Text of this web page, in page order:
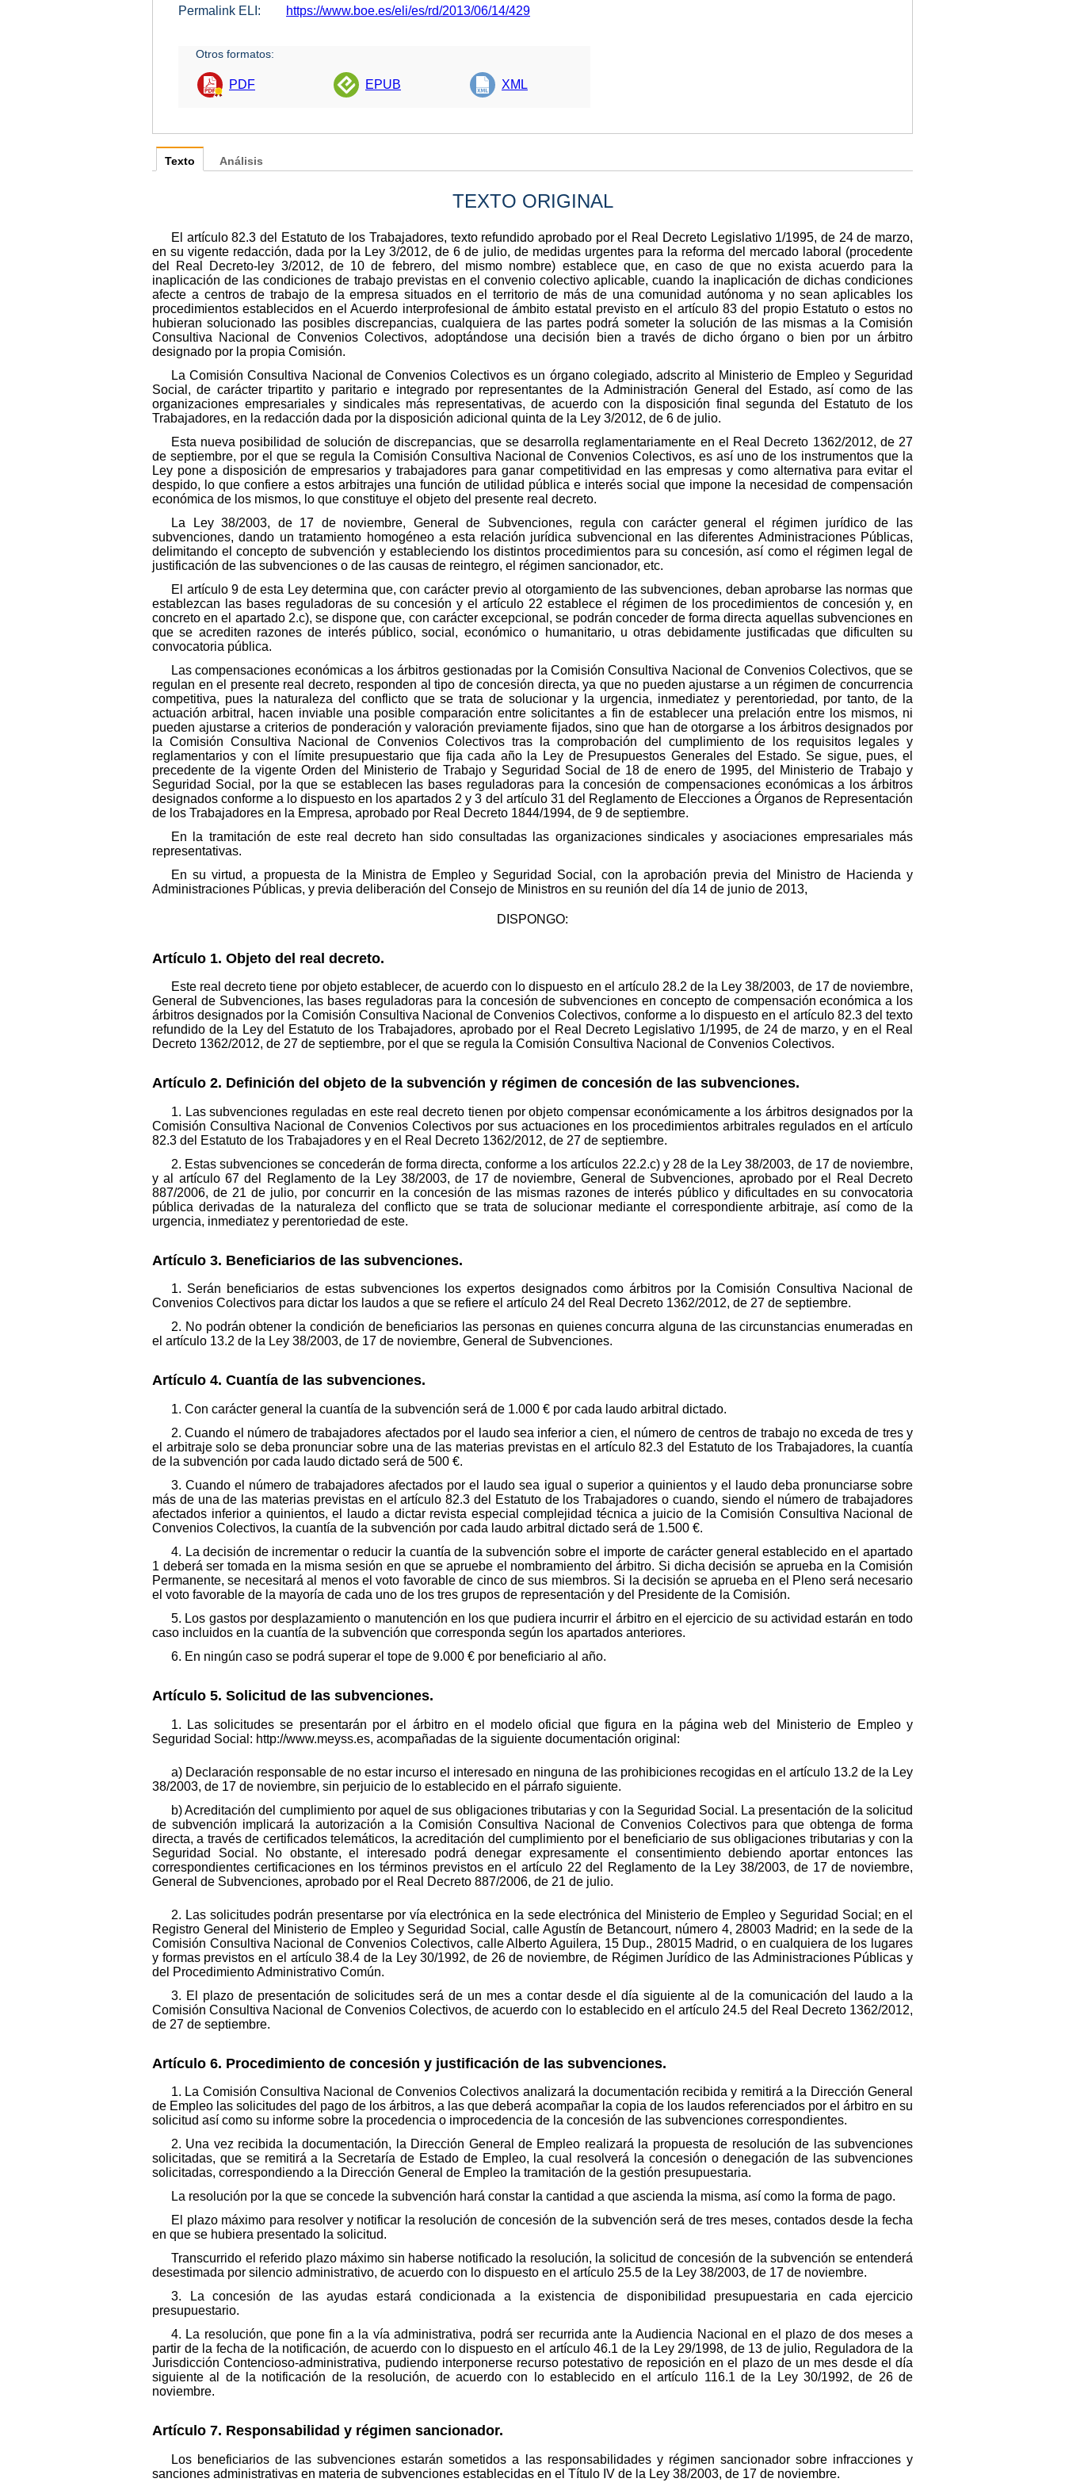
Permalink ELI: https://www.boe.es/eli/es/rd/2013/06/14/429
Otros formatos:
PDF EPUB XML
Texto
TEXTO ORIGINAL
El artículo 82.3 del Estatuto de los Trabajadores, texto refundido aprobado por el Real Decreto Legislativo 1/1995, de 24 de marzo,
en su vigente redacción, dada por la Ley 3/2012, de 6 de julio, de medidas urgentes para la reforma del mercado laboral (procedente
del Real Decreto-ley 3/2012, de 10 de febrero, del mismo nombre) establece que, en caso de que no exista acuerdo para la
inaplicación de las condiciones de trabajo previstas en el convenio colectivo aplicable, cuando la inaplicación de dichas condiciones
afecte a centros de trabajo de la empresa situados en el territorio de más de una comunidad autónoma y no sean aplicables los
procedimientos establecidos en el Acuerdo interprofesional de ámbito estatal previsto en el artículo 83 del propio Estatuto o estos no
hubieran solucionado las posibles discrepancias, cualquiera de las partes podrá someter la solución de las mismas a la Comisión
Consultiva Nacional de Convenios Colectivos, adoptándose una decisión bien a través de dicho órgano o bien por un árbitro
designado por la propia Comisión.
La Comisión Consultiva Nacional de Convenios Colectivos es un órgano colegiado, adscrito al Ministerio de Empleo y Seguridad
Social, de carácter tripartito y paritario e integrado por representantes de la Administración General del Estado, así como de las
organizaciones empresariales y sindicales más representativas, de acuerdo con la disposición final segunda del Estatuto de los
Trabajadores, en la redacción dada por la disposición adicional quinta de la Ley 3/2012, de 6 de julio.
Esta nueva posibilidad de solución de discrepancias, que se desarrolla reglamentariamente en el Real Decreto 1362/2012, de 27
de septiembre, por el que se regula la Comisión Consultiva Nacional de Convenios Colectivos, es así uno de los instrumentos que la
Ley pone a disposición de empresarios y trabajadores para ganar competitividad en las empresas y como alternativa para evitar el
despido, lo que confiere a estos arbitrajes una función de utilidad pública e interés social que impone la necesidad de compensación
económica de los mismos, lo que constituye el objeto del presente real decreto.
La Ley 38/2003, de 17 de noviembre, General de Subvenciones, regula con carácter general el régimen jurídico de las
subvenciones, dando un tratamiento homogéneo a esta relación jurídica subvencional en las diferentes Administraciones Públicas,
delimitando el concepto de subvención y estableciendo los distintos procedimientos para su concesión, así como el régimen legal de
justificación de las subvenciones o de las causas de reintegro, el régimen sancionador, etc.
El artículo 9 de esta Ley determina que, con carácter previo al otorgamiento de las subvenciones, deban aprobarse las normas que
establezcan las bases reguladoras de su concesión y el artículo 22 establece el régimen de los procedimientos de concesión y, en
concreto en el apartado 2.c), se dispone que, con carácter excepcional, se podrán conceder de forma directa aquellas subvenciones en
que se acrediten razones de interés público, social, económico o humanitario, u otras debidamente justificadas que dificulten su
convocatoria pública.
Las compensaciones económicas a los árbitros gestionadas por la Comisión Consultiva Nacional de Convenios Colectivos, que se
regulan en el presente real decreto, responden al tipo de concesión directa, ya que no pueden ajustarse a un régimen de concurrencia
competitiva, pues la naturaleza del conflicto que se trata de solucionar y la urgencia, inmediatez y perentoriedad, por tanto, de la
actuación arbitral, hacen inviable una posible comparación entre solicitantes a fin de establecer una prelación entre los mismos, ni
pueden ajustarse a criterios de ponderación y valoración previamente fijados, sino que han de otorgarse a los árbitros designados por
la Comisión Consultiva Nacional de Convenios Colectivos tras la comprobación del cumplimiento de los requisitos legales y
reglamentarios y con el límite presupuestario que fija cada año la Ley de Presupuestos Generales del Estado. Se sigue, pues, el
precedente de la vigente Orden del Ministerio de Trabajo y Seguridad Social de 18 de enero de 1995, del Ministerio de Trabajo y
Seguridad Social, por la que se establecen las bases reguladoras para la concesión de compensaciones económicas a los árbitros
designados conforme a lo dispuesto en los apartados 2 y 3 del artículo 31 del Reglamento de Elecciones a Órganos de Representación
de los Trabajadores en la Empresa, aprobado por Real Decreto 1844/1994, de 9 de septiembre.
En la tramitación de este real decreto han sido consultadas las organizaciones sindicales y asociaciones empresariales más
representativas.
En su virtud, a propuesta de la Ministra de Empleo y Seguridad Social, con la aprobación previa del Ministro de Hacienda y
Administraciones Públicas, y previa deliberación del Consejo de Ministros en su reunión del día 14 de junio de 2013,
DISPONGO:
Artículo 1. Objeto del real decreto.
Este real decreto tiene por objeto establecer, de acuerdo con lo dispuesto en el artículo 28.2 de la Ley 38/2003, de 17 de noviembre,
General de Subvenciones, las bases reguladoras para la concesión de subvenciones en concepto de compensación económica a los
árbitros designados por la Comisión Consultiva Nacional de Convenios Colectivos, conforme a lo dispuesto en el artículo 82.3 del texto
refundido de la Ley del Estatuto de los Trabajadores, aprobado por el Real Decreto Legislativo 1/1995, de 24 de marzo, y en el Real
Decreto 1362/2012, de 27 de septiembre, por el que se regula la Comisión Consultiva Nacional de Convenios Colectivos.
Artículo 2. Definición del objeto de la subvención y régimen de concesión de las subvenciones.
1. Las subvenciones reguladas en este real decreto tienen por objeto compensar económicamente a los árbitros designados por la
Comisión Consultiva Nacional de Convenios Colectivos por sus actuaciones en los procedimientos arbitrales regulados en el artículo
82.3 del Estatuto de los Trabajadores y en el Real Decreto 1362/2012, de 27 de septiembre.
2. Estas subvenciones se concederán de forma directa, conforme a los artículos 22.2.c) y 28 de la Ley 38/2003, de 17 de noviembre,
y al artículo 67 del Reglamento de la Ley 38/2003, de 17 de noviembre, General de Subvenciones, aprobado por el Real Decreto
887/2006, de 21 de julio, por concurrir en la concesión de las mismas razones de interés público y dificultades en su convocatoria
pública derivadas de la naturaleza del conflicto que se trata de solucionar mediante el correspondiente arbitraje, así como de la
urgencia, inmediatez y perentoriedad de este.
Artículo 3. Beneficiarios de las subvenciones.
1. Serán beneficiarios de estas subvenciones los expertos designados como árbitros por la Comisión Consultiva Nacional de
Convenios Colectivos para dictar los laudos a que se refiere el artículo 24 del Real Decreto 1362/2012, de 27 de septiembre.
2. No podrán obtener la condición de beneficiarios las personas en quienes concurra alguna de las circunstancias enumeradas en
el artículo 13.2 de la Ley 38/2003, de 17 de noviembre, General de Subvenciones.
Artículo 4. Cuantía de las subvenciones.
1. Con carácter general la cuantía de la subvención será de 1.000 € por cada laudo arbitral dictado.
2. Cuando el número de trabajadores afectados por el laudo sea inferior a cien, el número de centros de trabajo no exceda de tres y
el arbitraje solo se deba pronunciar sobre una de las materias previstas en el artículo 82.3 del Estatuto de los Trabajadores, la cuantía
de la subvención por cada laudo dictado será de 500 €.
3. Cuando el número de trabajadores afectados por el laudo sea igual o superior a quinientos y el laudo deba pronunciarse sobre
más de una de las materias previstas en el artículo 82.3 del Estatuto de los Trabajadores o cuando, siendo el número de trabajadores
afectados inferior a quinientos, el laudo a dictar revista especial complejidad técnica a juicio de la Comisión Consultiva Nacional de
Convenios Colectivos, la cuantía de la subvención por cada laudo arbitral dictado será de 1.500 €.
4. La decisión de incrementar o reducir la cuantía de la subvención sobre el importe de carácter general establecido en el apartado
1 deberá ser tomada en la misma sesión en que se apruebe el nombramiento del árbitro. Si dicha decisión se aprueba en la Comisión
Permanente, se necesitará al menos el voto favorable de cinco de sus miembros. Si la decisión se aprueba en el Pleno será necesario
el voto favorable de la mayoría de cada uno de los tres grupos de representación y del Presidente de la Comisión.
5. Los gastos por desplazamiento o manutención en los que pudiera incurrir el árbitro en el ejercicio de su actividad estarán en todo
caso incluidos en la cuantía de la subvención que corresponda según los apartados anteriores.
6. En ningún caso se podrá superar el tope de 9.000 € por beneficiario al año.
Artículo 5. Solicitud de las subvenciones.
1. Las solicitudes se presentarán por el árbitro en el modelo oficial que figura en la página web del Ministerio de Empleo y
Seguridad Social: http://www.meyss.es, acompañadas de la siguiente documentación original:
a) Declaración responsable de no estar incurso el interesado en ninguna de las prohibiciones recogidas en el artículo 13.2 de la Ley
38/2003, de 17 de noviembre, sin perjuicio de lo establecido en el párrafo siguiente.
b) Acreditación del cumplimiento por aquel de sus obligaciones tributarias y con la Seguridad Social. La presentación de la solicitud
de subvención implicará la autorización a la Comisión Consultiva Nacional de Convenios Colectivos para que obtenga de forma
directa, a través de certificados telemáticos, la acreditación del cumplimiento por el beneficiario de sus obligaciones tributarias y con la
Seguridad Social. No obstante, el interesado podrá denegar expresamente el consentimiento debiendo aportar entonces las
correspondientes certificaciones en los términos previstos en el artículo 22 del Reglamento de la Ley 38/2003, de 17 de noviembre,
General de Subvenciones, aprobado por el Real Decreto 887/2006, de 21 de julio.
2. Las solicitudes podrán presentarse por vía electrónica en la sede electrónica del Ministerio de Empleo y Seguridad Social; en el
Registro General del Ministerio de Empleo y Seguridad Social, calle Agustín de Betancourt, número 4, 28003 Madrid; en la sede de la
Comisión Consultiva Nacional de Convenios Colectivos, calle Alberto Aguilera, 15 Dup., 28015 Madrid, o en cualquiera de los lugares
y formas previstos en el artículo 38.4 de la Ley 30/1992, de 26 de noviembre, de Régimen Jurídico de las Administraciones Públicas y
del Procedimiento Administrativo Común.
3. El plazo de presentación de solicitudes será de un mes a contar desde el día siguiente al de la comunicación del laudo a la
Comisión Consultiva Nacional de Convenios Colectivos, de acuerdo con lo establecido en el artículo 24.5 del Real Decreto 1362/2012,
de 27 de septiembre.
Artículo 6. Procedimiento de concesión y justificación de las subvenciones.
1. La Comisión Consultiva Nacional de Convenios Colectivos analizará la documentación recibida y remitirá a la Dirección General
de Empleo las solicitudes del pago de los árbitros, a las que deberá acompañar la copia de los laudos referenciados por el árbitro en su
solicitud así como su informe sobre la procedencia o improcedencia de la concesión de las subvenciones correspondientes.
2. Una vez recibida la documentación, la Dirección General de Empleo realizará la propuesta de resolución de las subvenciones
solicitadas, que se remitirá a la Secretaría de Estado de Empleo, la cual resolverá la concesión o denegación de las subvenciones
solicitadas, correspondiendo a la Dirección General de Empleo la tramitación de la gestión presupuestaria.
La resolución por la que se concede la subvención hará constar la cantidad a que ascienda la misma, así como la forma de pago.
El plazo máximo para resolver y notificar la resolución de concesión de la subvención será de tres meses, contados desde la fecha
en que se hubiera presentado la solicitud.
Transcurrido el referido plazo máximo sin haberse notificado la resolución, la solicitud de concesión de la subvención se entenderá
desestimada por silencio administrativo, de acuerdo con lo dispuesto en el artículo 25.5 de la Ley 38/2003, de 17 de noviembre.
3. La concesión de las ayudas estará condicionada a la existencia de disponibilidad presupuestaria en cada ejercicio
presupuestario.
4. La resolución, que pone fin a la vía administrativa, podrá ser recurrida ante la Audiencia Nacional en el plazo de dos meses a
partir de la fecha de la notificación, de acuerdo con lo dispuesto en el artículo 46.1 de la Ley 29/1998, de 13 de julio, Reguladora de la
Jurisdicción Contencioso-administrativa, pudiendo interponerse recurso potestativo de reposición en el plazo de un mes desde el día
siguiente al de la notificación de la resolución, de acuerdo con lo establecido en el artículo 116.1 de la Ley 30/1992, de 26 de
noviembre.
Artículo 7. Responsabilidad y régimen sancionador.
Los beneficiarios de las subvenciones estarán sometidos a las responsabilidades y régimen sancionador sobre infracciones y
sanciones administrativas en materia de subvenciones establecidas en el Título IV de la Ley 38/2003, de 17 de noviembre.
Análisis